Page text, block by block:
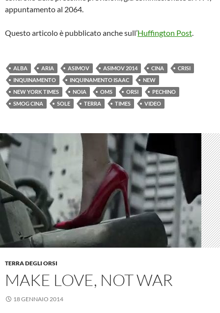
appuntamento al 2064.
Questo articolo è pubblicato anche sull’Huffington Post.
ALBA ARIA ASIMOV ASIMOV 2014 CINA
CRISI
INQUINAMENTO
INQUINAMENTO ISAAC
NEW
NEW YORK TIMES
NOIA OMS ORSI
PECHINO
SMOG CINA
SOLE TERRA TIMES VIDEO
TERRA DEGLI ORSI
MAKE LOVE, NOT WAR
18 GENNAIO 2014